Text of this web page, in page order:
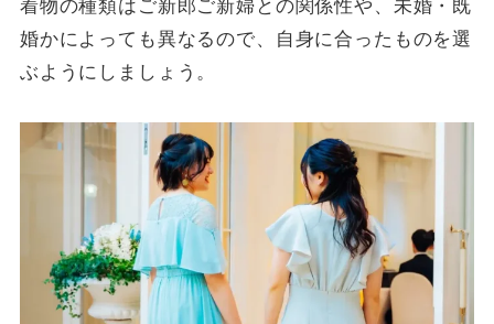
着物の種類はご新郎ご新婦との関係性や、未婚・既
婚かによっても異なるので、自身に合ったものを選
ぶようにしましょう。